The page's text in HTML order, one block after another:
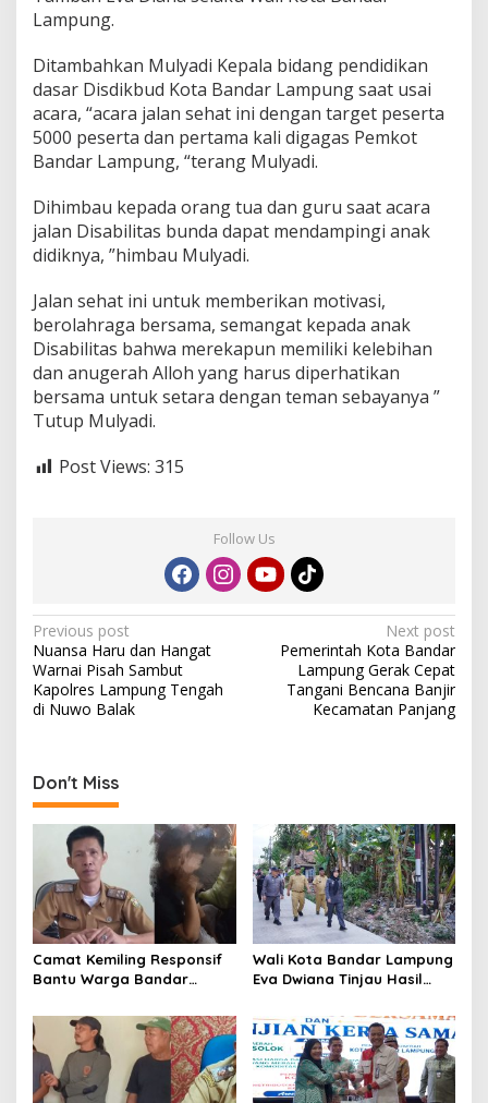
l
i
t
a
s
Lampung.
Ditambahkan Mulyadi Kepala bidang pendidikan
dasar Disdikbud Kota Bandar Lampung saat usai
acara, “acara jalan sehat ini dengan target peserta
5000 peserta dan pertama kali digagas Pemkot
Bandar Lampung, “terang Mulyadi.
Dihimbau kepada orang tua dan guru saat acara
jalan Disabilitas bunda dapat mendampingi anak
didiknya, ”himbau Mulyadi.
Jalan sehat ini untuk memberikan motivasi,
berolahraga bersama, semangat kepada anak
Disabilitas bahwa merekapun memiliki kelebihan
dan anugerah Alloh yang harus diperhatikan
bersama untuk setara dengan teman sebayanya ”
Tutup Mulyadi.
Post Views: 315
Follow Us
P
o
s
t
a
v
g
a
t
i
n
Previous post
Nuansa Haru dan Hangat
Warnai Pisah Sambut
Kapolres Lampung Tengah
di Nuwo Balak
Next post
Pemerintah Kota Bandar
Lampung Gerak Cepat
Tangani Bencana Banjir
Kecamatan Panjang
Don't Miss
Camat Kemiling Responsif
Bantu Warga Bandar
Anak Putus Sekolah
Wali Kota Bandar Lampung
Eva Dwiana Tinjau Hasil
di Way Laga